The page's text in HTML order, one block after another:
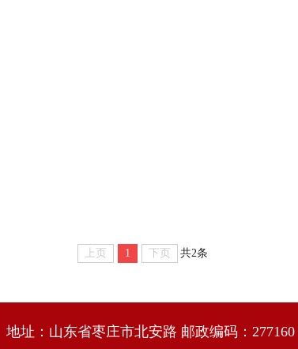
上页 1 下页 共2条
址：山东省枣庄市北安路 邮政编码：277160